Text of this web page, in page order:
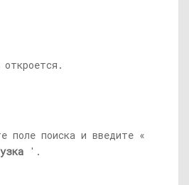
поле поиска и введите «
'.